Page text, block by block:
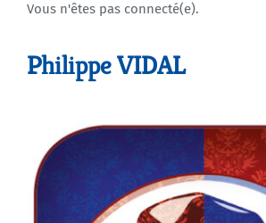
Agenda
Vous n'êtes pas connecté(e).
Philippe VIDAL